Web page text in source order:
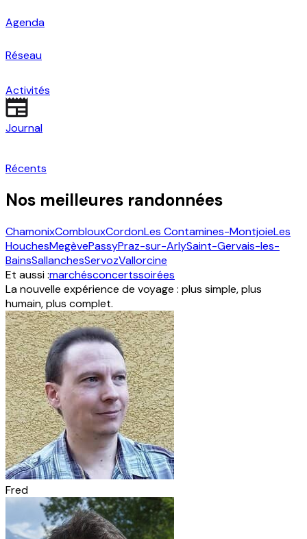
Agenda
Réseau
Activités
Journal
Récents
Nos meilleures randonnées
ChamonixComblouxCordonLes Contamines-MontjoieLes
HouchesMegèvePassyPraz-sur-ArlySaint-Gervais-les-
BainsSallanchesServozVallorcine
Et aussi :marchésconcertssoirées
La nouvelle expérience de voyage : plus simple, plus
humain, plus complet.
Fred